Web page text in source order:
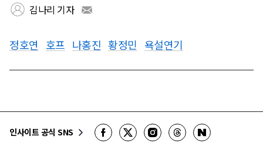
김나리 기자
정호연 호프 나홍진 황정민 욕설연기
인사이트 공식 SNS